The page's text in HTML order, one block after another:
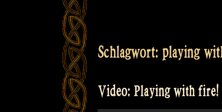
Schlagwort: playing
Video: Playing with